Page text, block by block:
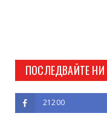
ПОСЛЕДВАЙТЕ НИ
21200